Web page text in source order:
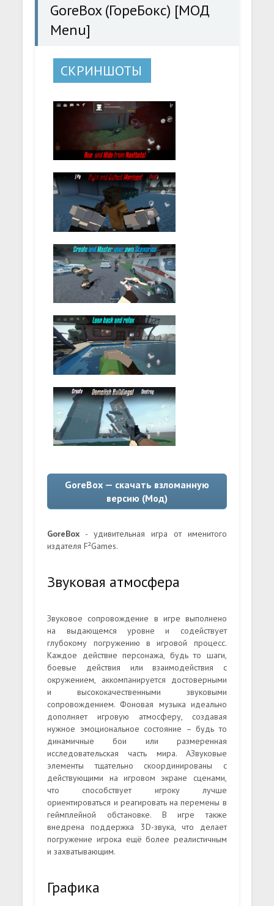
GoreBox (ГореБокс) [МОД
Menu]
СКРИНШОТЫ
GoreBox — скачать взломанную
версию (Мод)
GoreBox - удивительная игра от именитого
издателя F²Games.
Звуковая атмосфера
Звуковое сопровождение в игре выполнено
на выдающемся уровне и содействует
глубокому погружению в игровой процесс.
Каждое действие персонажа, будь то шаги,
боевые действия или взаимодействия с
окружением, аккомпанируется достоверными
и высококачественными звуковыми
сопровождением. Фоновая музыка идеально
дополняет игровую атмосферу, создавая
нужное эмоциональное состояние – будь то
динамичные бои или размеренная
исследовательская часть мира. АЗвуковые
элементы тщательно скоординированы с
действующими на игровом экране сценами,
что способствует игроку лучше
ориентироваться и реагировать на перемены в
геймплейной обстановке. В игре также
внедрена поддержка 3D-звука, что делает
погружение игрока ещё более реалистичным
и захватывающим.
Графика